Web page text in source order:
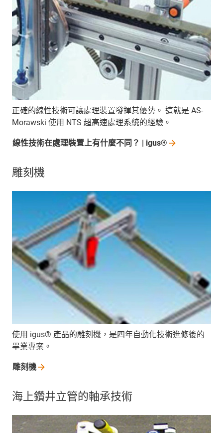
正確的線性技術可讓處理裝置發揮其優勢。 這就是 AS-
Morawski 使用 NTS 超高速處理系統的經驗。
線性技術在處理裝置上有什麼不同？ | igus®
雕刻機
使用 igus® 產品的雕刻機，是四年自動化技術進修後的
畢業專案。
雕刻機
海上鑽井立管的軸承技術